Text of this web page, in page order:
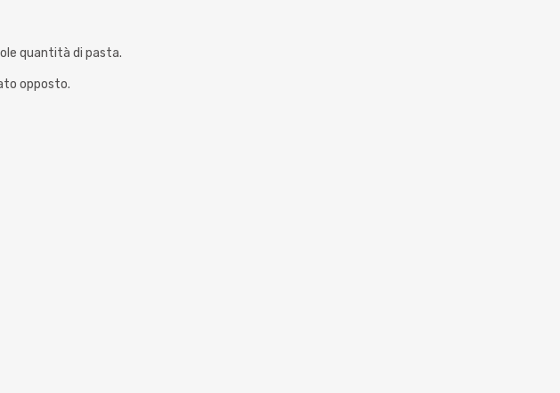
quantità di pasta.
opposto.